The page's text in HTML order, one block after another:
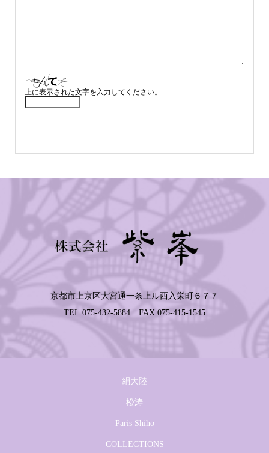
上に表示された文字を入力してください。
京都市上京区大宮通一条上ル西入栄町６７７
TEL.075-432-5884 FAX.075-415-1545
絹大陸
松涛
Paris Shiho
COLLECTIONS